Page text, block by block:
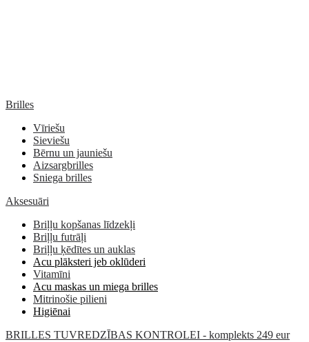
Brilles
Vīriešu
Sieviešu
Bērnu un jauniešu
Aizsargbrilles
Sniega brilles
Aksesuāri
Briļļu kopšanas līdzekļi
Briļļu futrāļi
Briļļu ķēdītes un auklas
Acu plāksteri jeb oklūderi
Vitamīni
Acu maskas un miega brilles
Mitrinošie pilieni
Higiēnai
BRILLES TUVREDZĪBAS KONTROLEI - komplekts 249 eur